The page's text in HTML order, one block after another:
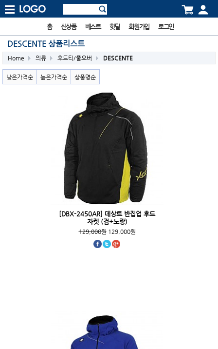
홈 신상품 베스트 핫딜 회원가입 로그인
DESCENTE 상품리스트
Home 의류 후드티/풀오버 DESCENTE
낮은가격순 높은가격순 상품명순
[DBX-2450AR] 데상트 반집업 후드
자켓 (검+노랑)
129,000원129,000원